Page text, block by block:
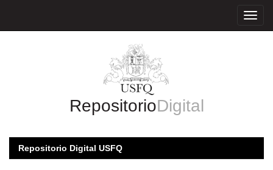
RepositorioDigital
Repositorio Digital USFQ